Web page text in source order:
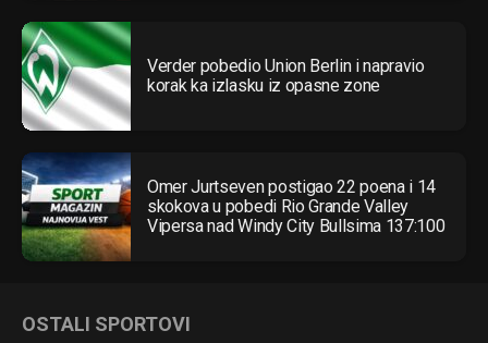
Verder pobedio Union Berlin i napravio
korak ka izlasku iz opasne zone
Omer Jurtseven postigao 22 poena i 14
skokova u pobedi Rio Grande Valley
Vipersa nad Windy City Bullsima 137:100
OSTALI SPORTOVI